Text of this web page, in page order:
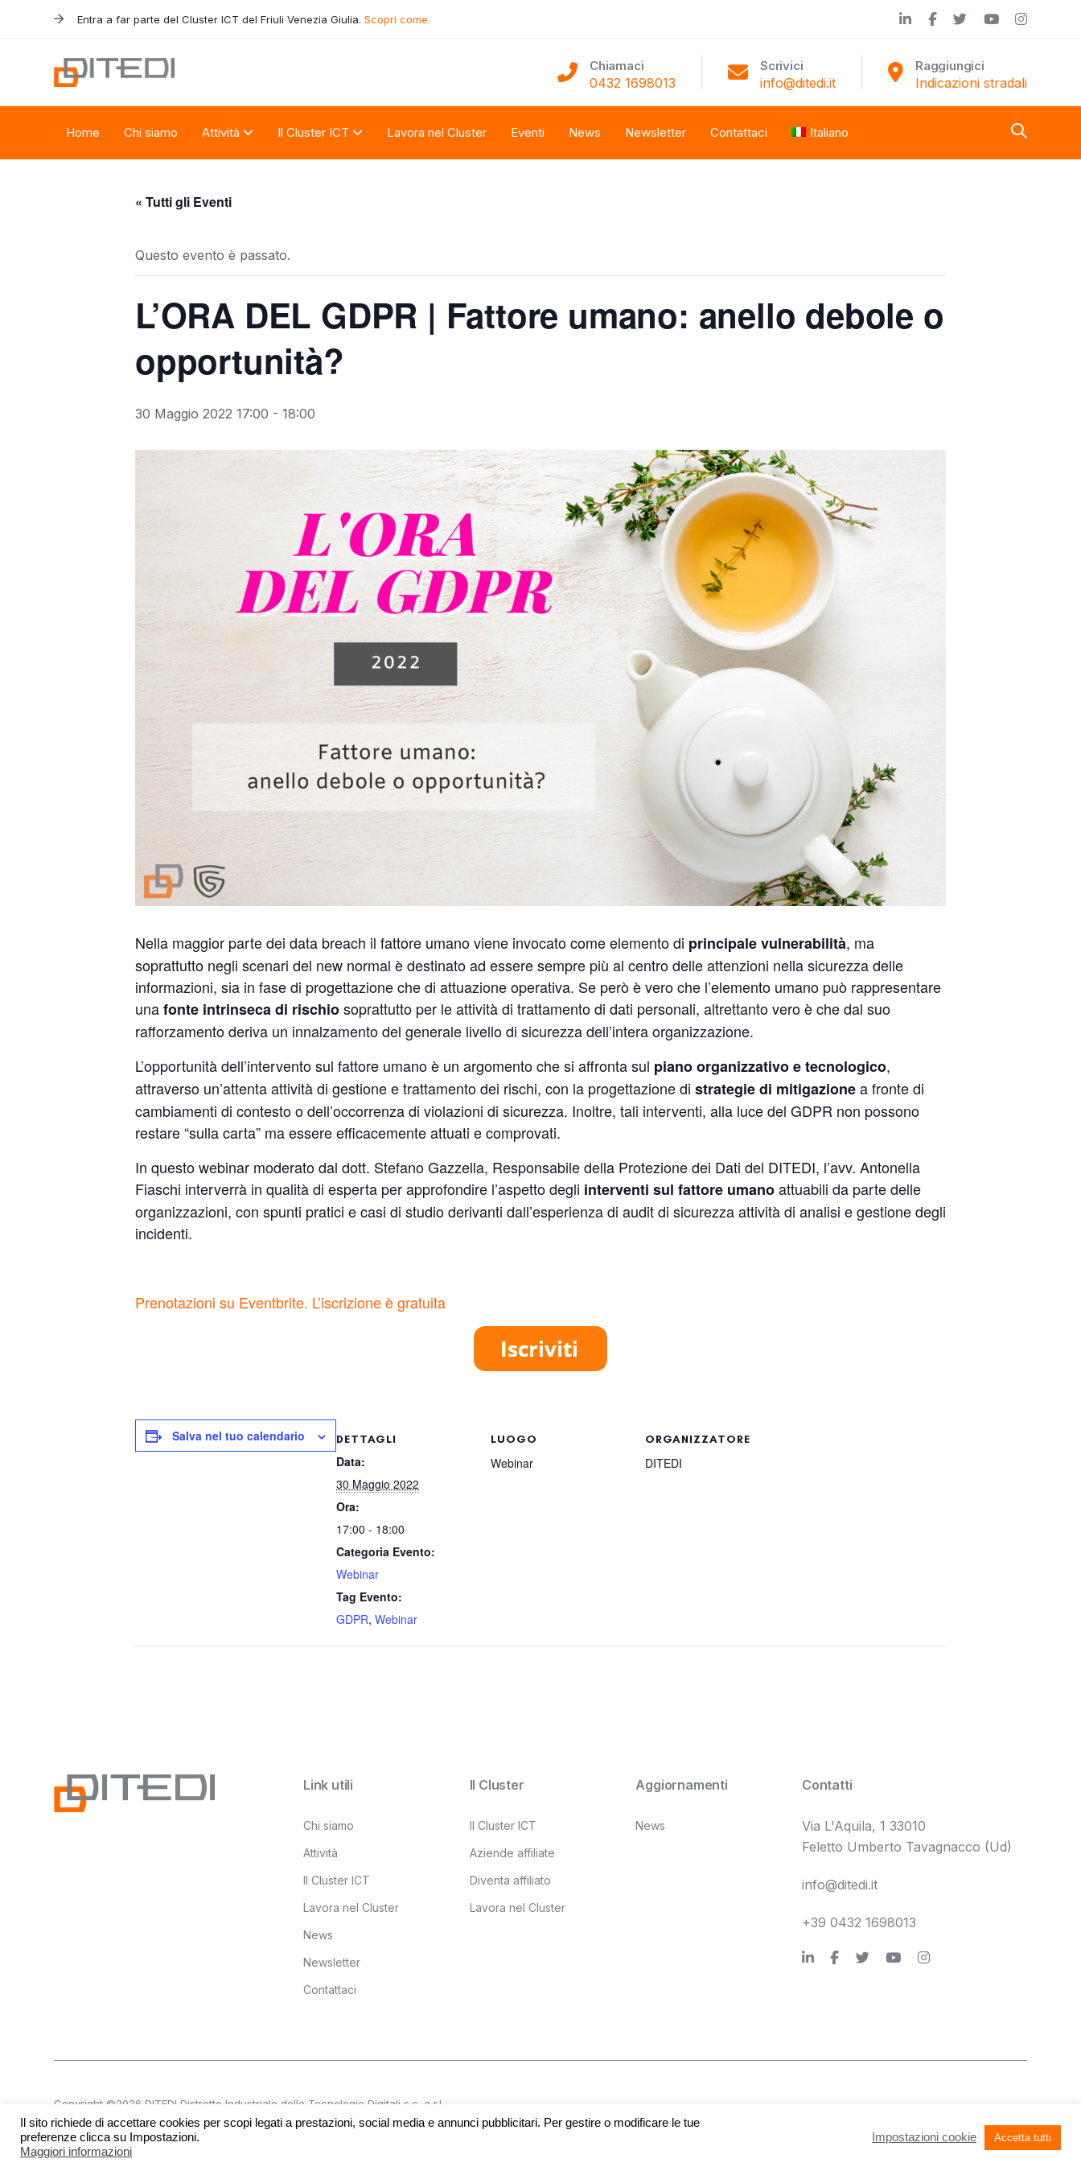
navigation
Entra a far parte del Cluster ICT del Friuli Venezia Giulia. Scopri come.
Chiamaci
0432 1698013
Scrivici
info@ditedi.it
Raggiungici
Indicazioni stradali
Home Chi siamo Attività Il Cluster ICT Lavora nel Cluster Eventi News Newsletter Contattaci Italiano
« Tutti gli Eventi
Questo evento è passato.
L’ORA DEL GDPR | Fattore umano: anello debole o
opportunità?
30 Maggio 2022 17:00 - 18:00
Nella maggior parte dei data breach il fattore umano viene invocato come elemento di principale vulnerabilità, ma
soprattutto negli scenari del new normal è destinato ad essere sempre più al centro delle attenzioni nella sicurezza delle
informazioni, sia in fase di progettazione che di attuazione operativa. Se però è vero che l’elemento umano può rappresentare
unafonte intrinseca di rischiosoprattutto per le attività di trattamento di dati personali, altrettanto vero è che dal suo
rafforzamento deriva un innalzamento del generale livello di sicurezza dell’intera organizzazione.
L’opportunità dell’intervento sul fattore umano è un argomento che si affronta sul piano organizzativo e tecnologico,
attraverso un’attenta attività di gestione e trattamento dei rischi, con la progettazione di strategie di mitigazionea fronte di
cambiamenti di contesto o dell’occorrenza di violazioni di sicurezza. Inoltre, tali interventi, alla luce del GDPR non possono
restare “sulla carta” ma essere efficacemente attuati e comprovati.
In questo webinar moderato dal dott. Stefano Gazzella, Responsabile della Protezione dei Dati del DITEDI, l’avv. Antonella
Fiaschi interverrà in qualità di esperta per approfondire l’aspetto degli interventi sul fattore umanoattuabili da parte delle
organizzazioni, con spunti pratici e casi di studio derivanti dall’esperienza di audit di sicurezza attività di analisi e gestione degli
incidenti.
Prenotazioni su Eventbrite. L’iscrizione è gratuita
Salva nel tuo calendario DETTAGLI
Data:
30 Maggio 2022
Ora:
17:00 - 18:00
Categoria Evento:
Webinar
Tag Evento:
GDPR, Webinar
LUOGO
Webinar
ORGANIZZATORE
DITEDI
Link utili
Chi siamo
Attività
Il Cluster ICT
Lavora nel Cluster
News
Newsletter
Contattaci
Il Cluster
Il Cluster ICT
Aziende affiliate
Diventa affiliato
Lavora nel Cluster
Aggiornamenti
News
Contatti
Via L'Aquila, 1 33010
Feletto Umberto Tavagnacco (Ud)
info@ditedi.it
+39 0432 1698013
Copyright ©2026 DITEDI Distretto Industriale delle Tecnologie Digitali s.c. a r.l.
P.IVA 02561380300 | REA UD 270601
Accessibilità
Il sito richiede di accettare cookies per scopi legati a prestazioni, social media e annunci pubblicitari. Per gestire o modificare le tue
preferenze clicca su Impostazioni.
Maggiori informazioni
Impostazioni cookie Accetta tutti